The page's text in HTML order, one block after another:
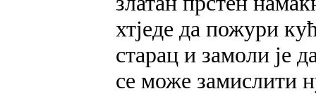
хтједе да пожури
старац и замоли је
се може замислити